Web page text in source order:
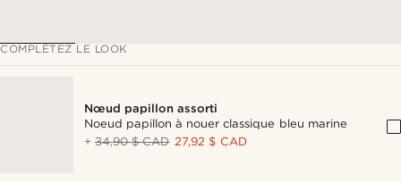
COMPLÉTEZ LE LOOK
Nœud papillon assorti
Noeud papillon à nouer classique bleu marine
+34,90 $ CAD 27,92 $ CAD